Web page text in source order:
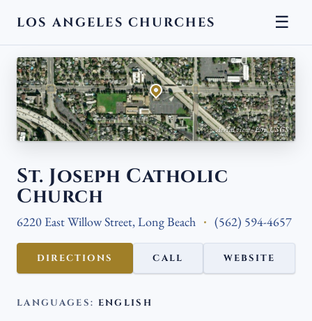
LOS ANGELES CHURCHES ☰
Aerial view · Esri, USGS
St. Joseph Catholic
Church
6220 East Willow Street, Long Beach (562) 594-4657
DIRECTIONS CALL WEBSITE
LANGUAGES: ENGLISH